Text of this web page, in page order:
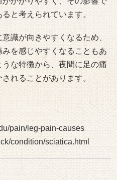
れることがあります。
pain/leg-pain-causes
condition/sciatica.html